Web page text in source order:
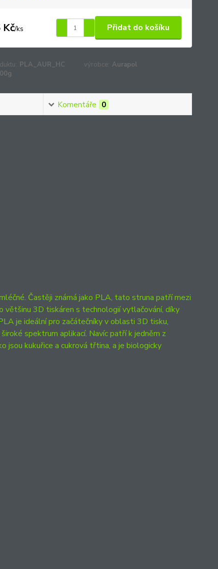
Kč/ks Přidat do košíku
PLA_AUR_HC výrobce: Aurapol
Komentáře 0
Častěji známá jako PLA, tato struna patří mezi
3D tiskáren s technologií vytlačování, díky
je ideální pro začátečníky v oblasti 3D tisku,
spektrum aplikací. Navíc patří k jedněm z
jsou kukuřice a cukrová třtina, a je biologicky